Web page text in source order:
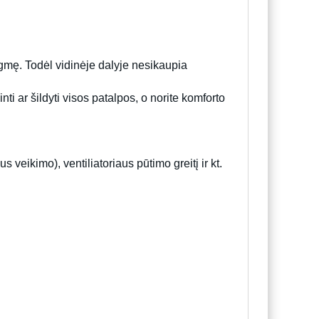
Todėl vidinėje dalyje nesikaupia
ar šildyti visos patalpos, o norite komforto
veikimo), ventiliatoriaus pūtimo greitį ir kt.